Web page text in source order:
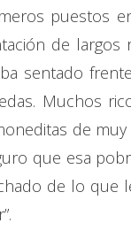
puestos
de largos
sentado
Muchos
de
que esa
de lo que